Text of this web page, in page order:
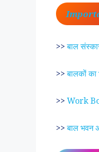
>>बाल
>>बालकों का
>> Work
>>बाल भवन